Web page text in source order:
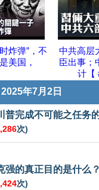
炸弹”，不
美国，
中共高层
臣出事；
计【
2025年7月2日
普完成不可能之任务
次)
强的真正目的是什么？
次)